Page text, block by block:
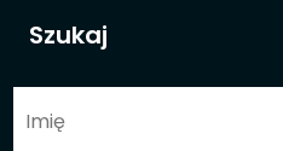
Szukaj